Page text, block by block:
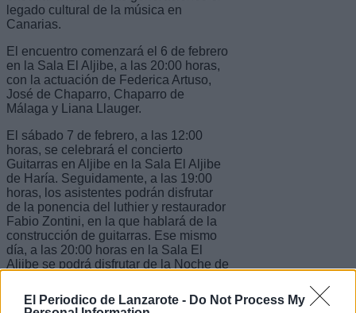
El Periodico de Lanzarote - Do Not Process My
legado cultural de la música en
Canarias.
El encuentro comenzará el 6 de febrero
en la Sala El Aljibe, a las 20:00 horas,
con la actuación de Federica Artuso,
José de Chaparro, Chaparro de
Málaga y Liana Llauger.
El sábado 7 de febrero, a las 12:00
horas, se celebrará el concierto
Guitarras en Aljibe en la Sala El Aljibe
de Haría. Seguidamente, a las 19:00
horas, los asistentes podrán disfrutar
de la ponencia del luthier y restaurador
Fabio Zontini, en la que hablará de la
construcción de guitarras. Ese mismo
día, a las 20:00 horas en la Sala El
Aljibe se podrá disfrutar de la Noche de
profesionales Mirta Álvarez, Paolo
Besson y Chaparro de Málaga.